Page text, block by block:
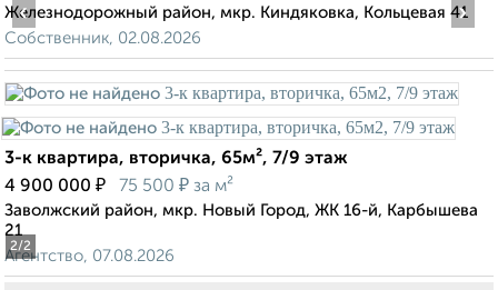
Железнодорожный район, мкр. Киндяковка, Кольцевая 41
Собственник, 02.08.2026
2/2
‹ ›
3-к квартира, вторичка, 65м², 7/9 этаж
4 900 000 ₽ 75 500 ₽ за м²
Заволжский район, мкр. Новый Город, ЖК 16-й, Карбышева
21
Агентство, 07.08.2026